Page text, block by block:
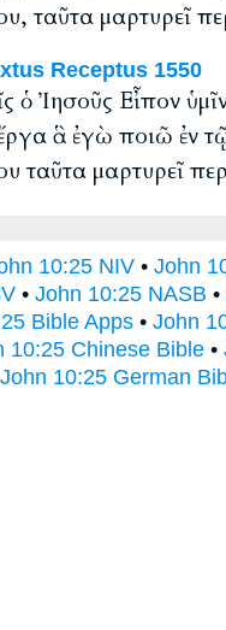
ταῦτα μαρτυρεῖ
Receptus 1550
ὁ Ἰησοῦς Εἶπον
ἔργα ἃ ἐγὼ ποιῶ ἐν
ταῦτα μαρτυρεῖ
10:25 NIV • John
• John 10:25 NASB •
Bible Apps • John
10:25 Chinese Bible •
John 10:25 German